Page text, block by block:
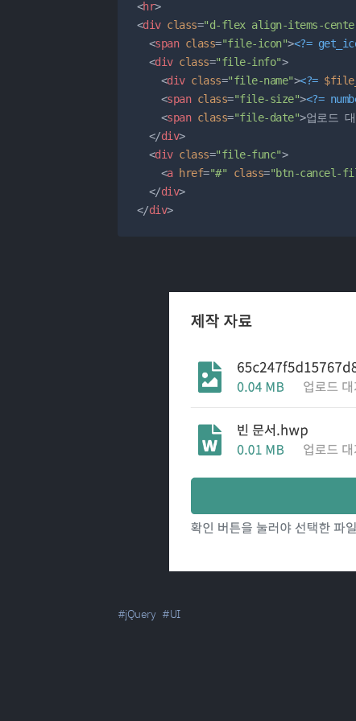
<hr>
<div class="d-flex align-items-
<span class="file-icon"><?=
<div class="file-info">
<div class="file-name"><?=
<span class="file-size"><?=
<span class="file-date">업로드
</div>
<div class="file-func">
<a href="#" class="btn-cancel-
</div>
</div>
#jQuery #UI